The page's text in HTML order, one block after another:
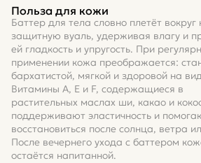
Польза для кожи
Баттер для тела словно плетёт вокруг
защитную вуаль, удерживая влагу и
ей гладкость и упругость. При
применении кожа преображается:
бархатистой, мягкой и здоровой на
Витамины A, E и F, содержащиеся в
растительных маслах ши, какао и
поддерживают эластичность и
восстановиться после солнца, ветра
После вечернего ухода с баттером
остаётся напитанной.